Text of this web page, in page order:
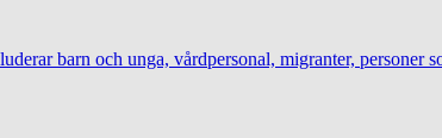
barn och unga, vårdpersonal, migranter, personer